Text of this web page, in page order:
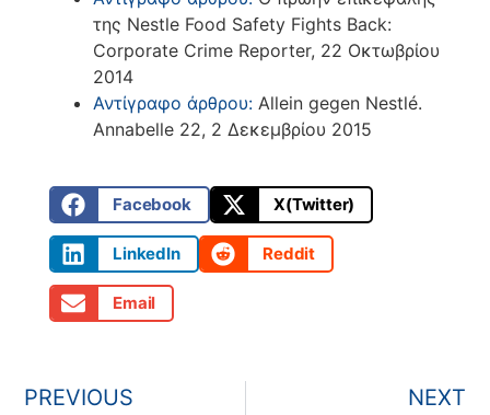
της Nestle Food Safety Fights Back:
Corporate Crime Reporter, 22 Οκτωβρίου
2014
Αντίγραφο άρθρου: Allein gegen Nestlé.
Annabelle 22, 2 Δεκεμβρίου 2015
Facebook X(Twitter)
LinkedIn Reddit
Email
PREVIOUS NEXT